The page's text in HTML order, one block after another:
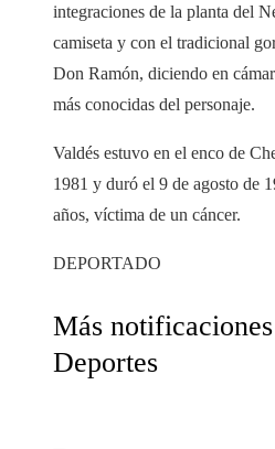
integraciones de la planta del
camiseta y con el tradicional
Don Ramón, diciendo en
más conocidas del personaje.
Valdés estuvo en el enco de
1981 y duró el 9 de agosto de
años, víctima de un cáncer.
DEPORTADO
Más
Deportes